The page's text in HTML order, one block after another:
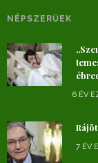
NÉPSZERŰEK
6 ÉV
7 ÉV